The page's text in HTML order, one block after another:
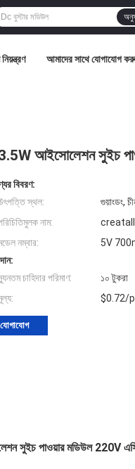
আমাদের সাথে যোগাযোগ
3.5W আইসোলেশন সুইচ
বিবরণ:
স্থল:
গুয়াংডং,
নাম:
creatall
নম্বার:
5V
চাহিদার পরিমাণ:
১০ টুকরা
$0.72/
যোগাযোগ
সুইচ পাওয়ার মডিউল 220V